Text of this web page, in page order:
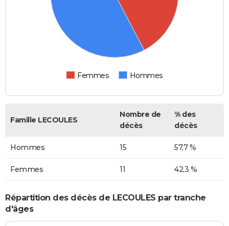
Femmes Hommes
Famille LECOULES
Nombre de
décès
% des
décès
Hommes 15 57,7 %
Femmes 11 42,3 %
Répartition des décès de LECOULES par tranche
d'âges